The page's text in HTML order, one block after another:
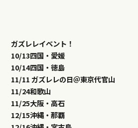
ガズレレイベント！
10/13四国・愛媛
10/14四国・徳島
11/11 ガズレレの日＠東京代官山
11/24和歌山
11/25大阪・高石
12/15沖縄・那覇